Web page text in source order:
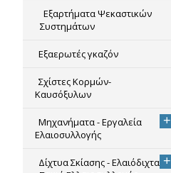
Εξαρτήματα Ψεκαστικών
Συστημάτων
Εξαερωτές γκαζόν
Σχίστες Κορμών-
Καυσόξυλων
Μηχανήματα - Εργαλεία
Ελαιοσυλλογής
+
Δίχτυα Σκίασης - Ελαιόδιχτα +